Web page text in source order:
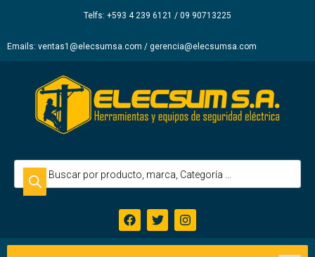
Telfs: +593 4 239 6121 / 09 90713225
Emails: ventas1@elecsumsa.com / gerencia@elecsumsa.com